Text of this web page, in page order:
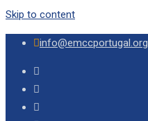
Skip to content
info@emccportugal.org